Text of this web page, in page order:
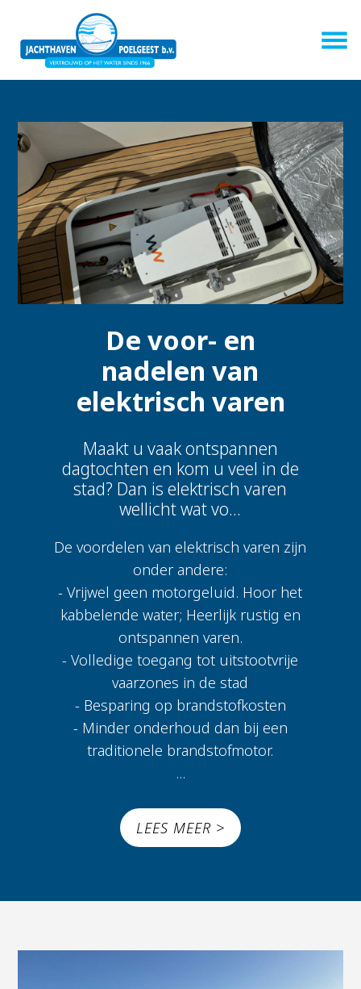
De voor- en
nadelen van
elektrisch varen
Maakt u vaak ontspannen
dagtochten en kom u veel in de
stad? Dan is elektrisch varen
wellicht wat vo...
De voordelen van elektrisch varen zijn
onder andere:
- Vrijwel geen motorgeluid. Hoor het
kabbelende water; Heerlijk rustig en
ontspannen varen.
- Volledige toegang tot uitstootvrije
vaarzones in de stad
- Besparing op brandstofkosten
- Minder onderhoud dan bij een
traditionele brandstofmotor.
...
LEES MEER >